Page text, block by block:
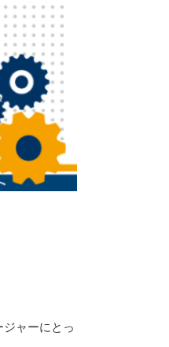
ャーにとっ